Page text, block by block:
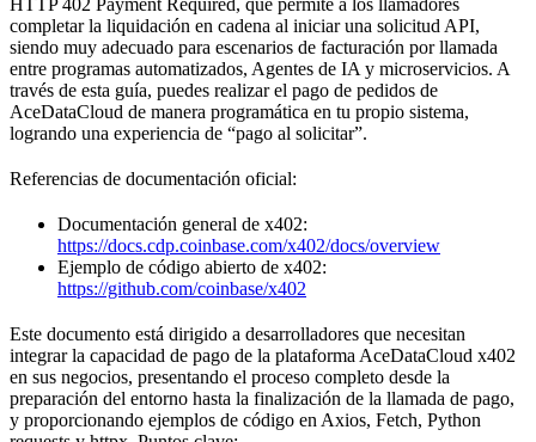
completar la liquidación en cadena al iniciar una solicitud API,
siendo muy adecuado para escenarios de facturación por llamada
entre programas automatizados, Agentes de IA y microservicios. A
través de esta guía, puedes realizar el pago de pedidos de
AceDataCloud de manera programática en tu propio sistema,
logrando una experiencia de “pago al solicitar”.
Referencias de documentación oficial:
Documentación general de x402:
https://docs.cdp.coinbase.com/x402/docs/overview
Ejemplo de código abierto de x402:
https://github.com/coinbase/x402
Este documento está dirigido a desarrolladores que necesitan
integrar la capacidad de pago de la plataforma AceDataCloud x402
en sus negocios, presentando el proceso completo desde la
preparación del entorno hasta la finalización de la llamada de pago,
y proporcionando ejemplos de código en Axios, Fetch, Python